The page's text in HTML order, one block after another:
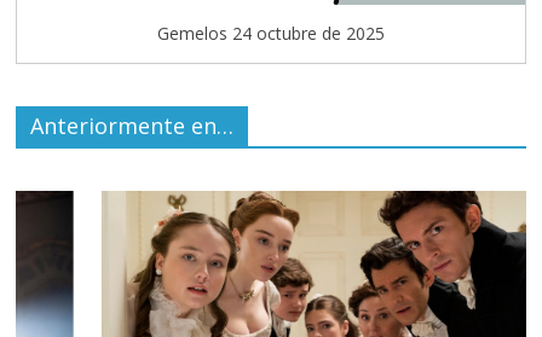
Gemelos 24 octubre de 2025
Anteriormente en…